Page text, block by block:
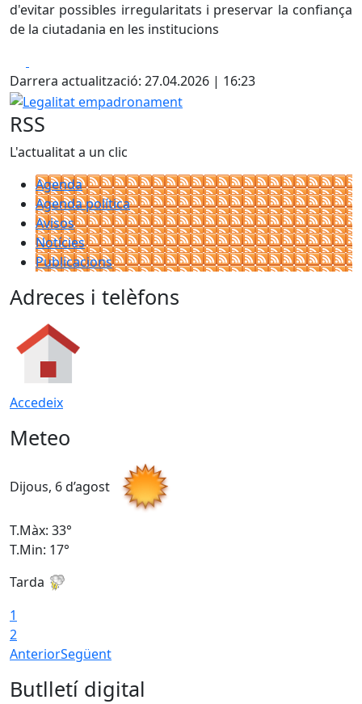
d'evitar possibles irregularitats i preservar la confiança
de la ciutadania en les institucions
Darrera actualització: 27.04.2026 | 16:23
Legalitat empadronament
RSS
L'actualitat a un clic
Agenda
Agenda política
Avisos
Notícies
Publicacions
Adreces i telèfons
Accedeix
Meteo
Dijous, 6 d’agost
T.Màx: 33°
T.Min: 17°
Tarda
1
2
AnteriorSegüent
Butlletí digital